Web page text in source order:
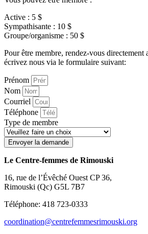
Active : 5 $
Sympathisante : 10 $
Groupe/organisme : 50 $
Pour être membre, rendez-vous directement
écrivez nous via le formulaire suivant:
Prénom
Nom
Courriel
Téléphone
Type de membre
Envoyer la demande
Le Centre-femmes de Rimouski
16, rue de l’Évêché Ouest CP 36,
Rimouski (Qc) G5L 7B7
Téléphone: 418 723-0333
coordination@centrefemmesrimouski.org